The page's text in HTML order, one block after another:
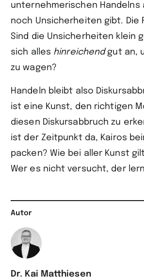
unternehmerischen Handelns
noch Unsicherheiten gibt. Die
Sind die Unsicherheiten klein
sich alles hinreichendgut an,
zu wagen?
Handeln bleibt also
ist eine Kunst, den richtigen
diesen Diskursabbruch zu
ist der Zeitpunkt da, Kairos
packen? Wie bei aller Kunst
Wer es nicht versucht, der
Autor
Dr. Kai Matthiesen